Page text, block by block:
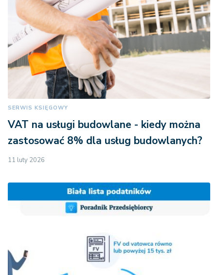
SERWIS KSIĘGOWY
VAT na usługi budowlane - kiedy można
zastosować 8% dla usług budowlanych?
11 luty 2026